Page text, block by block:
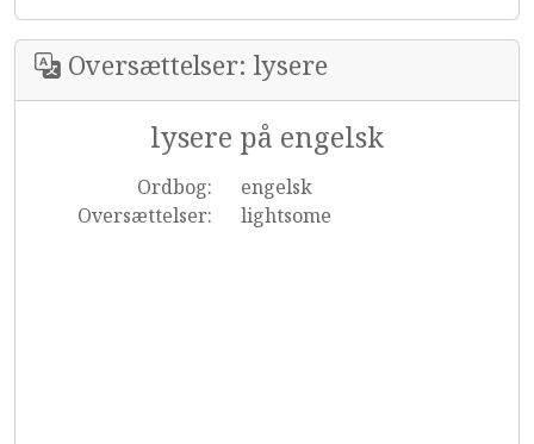
Oversættelser: lysere
lysere på engelsk
Ordbog:
engelsk
Oversættelser:
lightsome